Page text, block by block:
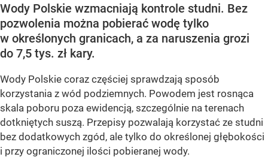
Wody Polskie wzmacniają kontrole studni. Bez
pozwolenia można pobierać wodę tylko
w określonych granicach, a za naruszenia grozi
do 7,5 tys. zł kary.
Wody Polskie coraz częściej sprawdzają sposób
korzystania z wód podziemnych. Powodem jest rosnąca
skala poboru poza ewidencją, szczególnie na terenach
dotkniętych suszą. Przepisy pozwalają korzystać ze studni
bez dodatkowych zgód, ale tylko do określonej głębokości
i przy ograniczonej ilości pobieranej wody.